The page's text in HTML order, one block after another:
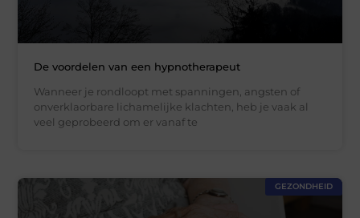
De voordelen van een hypnotherapeut
Wanneer je rondloopt met spanningen, angsten of
onverklaorbare lichamelijke klachten, heb je vaak al
veel geprobeerd om er vanaf te
GEZONDHEID